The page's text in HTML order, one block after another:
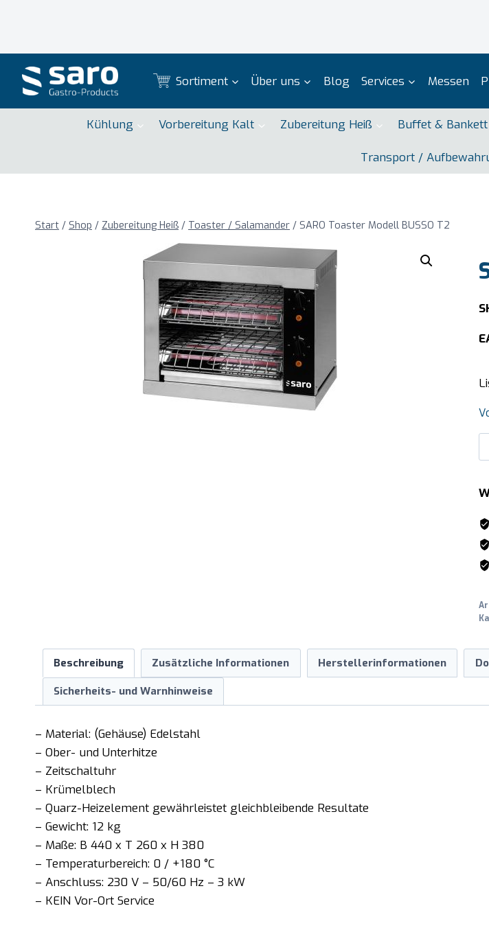
Sortiment Über uns Blog Services Messen
Kühlung Vorbereitung Kalt Zubereitung Heiß Buffet & Bankett
Transport /
Start / Shop / Zubereitung Heiß / Toaster / Salamander / SARO Toaster Modell BUSSO T2
T2
Beschreibung Zusätzliche Informationen Herstellerinformationen
Sicherheits- und Warnhinweise
– Material: (Gehäuse) Edelstahl
– Ober- und Unterhitze
– Zeitschaltuhr
– Krümelblech
– Quarz-Heizelement gewährleistet gleichbleibende Resultate
– Gewicht: 12 kg
– Maße: B 440 x T 260 x H 380
– Temperaturbereich: 0 / +180 °C
– Anschluss: 230 V – 50/60 Hz – 3 kW
– KEIN Vor-Ort Service